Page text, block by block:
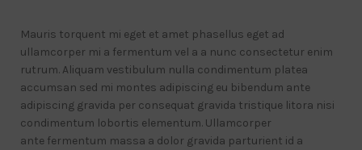
Mauris torquent mi eget et amet phasellus eget ad
ullamcorper mi a fermentum vel a a nunc consectetur enim
rutrum. Aliquam vestibulum nulla condimentum platea
accumsan sed mi montes adipiscing eu bibendum ante
adipiscing gravida per consequat gravida tristique litora nisi
condimentum lobortis elementum. Ullamcorper
ante fermentum massa a dolor gravida parturient id a